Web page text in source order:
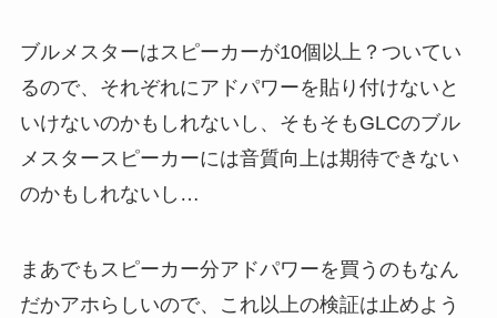
ブルメスターはスピーカーが10個以上？ついてい
るので、それぞれにアドパワーを貼り付けないと
いけないのかもしれないし、そもそもGLCのブル
メスタースピーカーには音質向上は期待できない
のかもしれないし…
まあでもスピーカー分アドパワーを買うのもなん
だかアホらしいので、これ以上の検証は止めよう